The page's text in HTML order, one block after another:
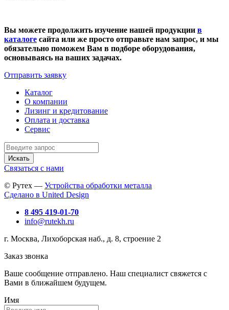
Вы можете продолжить изучение нашей продукции в
каталоге сайта или же просто отправьте нам запрос, и мы
обязательно поможем Вам в подборе оборудования,
основываясь на ваших задачах.
Отправить заявку
Каталог
О компании
Лизинг и кредитование
Оплата и доставка
Сервис
Искать
Связаться с нами
© Рутех — Устройства обработки металла
Сделано в United Design
8 495 419-01-70
info@rutekh.ru
г. Москва, Лихоборская наб., д. 8, строение 2
Заказ звонка
Ваше сообщение отправлено. Наш специалист свяжется с
Вами в ближайшем будущем.
Имя